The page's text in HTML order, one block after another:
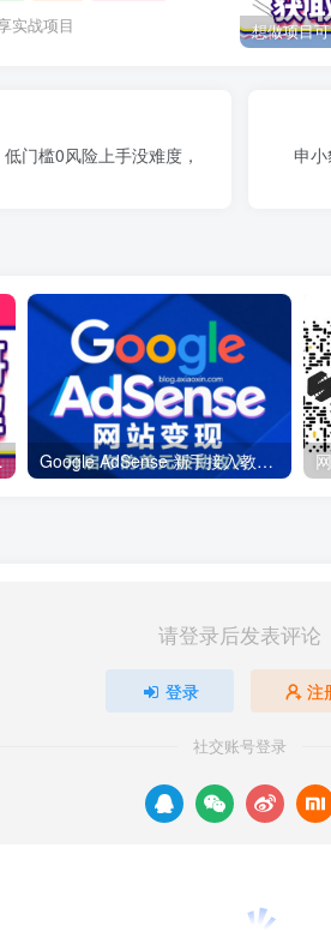
实战项目
门槛0风险上手没难度，
申
频教学 Google AdSense 新手接入教程：虎哥手把手教你用网站赚取美元收入
请登录后发表评论
登录 注
社交账号登录